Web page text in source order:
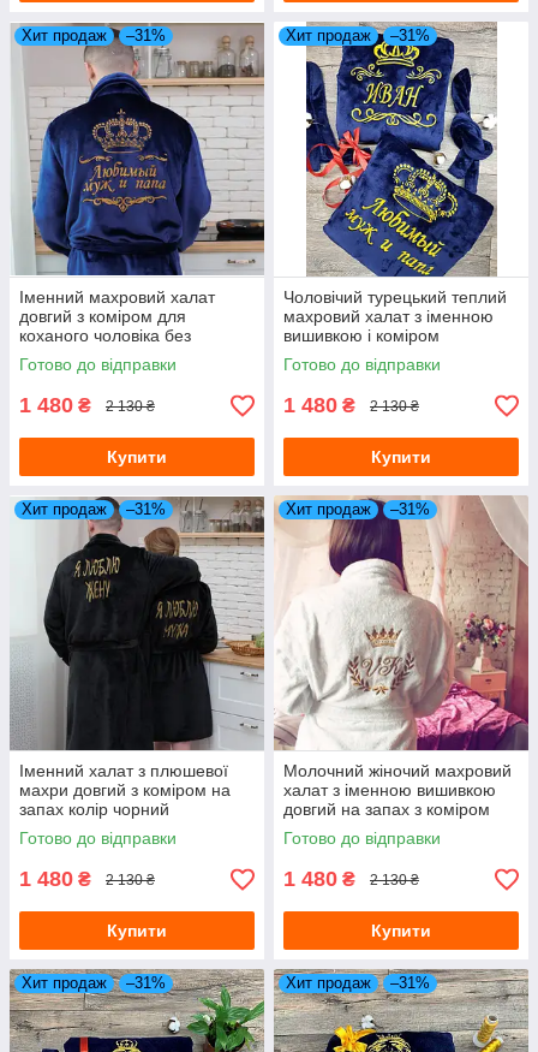
Хит продаж –31%
Іменний махровий халат
довгий з коміром для
коханого чоловіка без
капюшона
Готово до відправки
1 480 ₴ 2 130 ₴
Купити
Хит продаж –31%
Чоловічий турецький теплий
махровий халат з іменною
вишивкою і коміром
Готово до відправки
1 480 ₴ 2 130 ₴
Купити
Хит продаж –31%
Іменний халат з плюшевої
махри довгий з коміром на
запах колір чорний
Готово до відправки
1 480 ₴ 2 130 ₴
Купити
Хит продаж –31%
Молочний жіночий махровий
халат з іменною вишивкою
довгий на запах з коміром
Готово до відправки
1 480 ₴ 2 130 ₴
Купити
Хит продаж –31% Хит продаж –31%